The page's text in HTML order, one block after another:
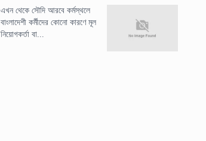
এখন থেকে সৌদি আরবে কর্মস্থলে
বাংলাদেশী কর্মীদের কোনো কারণে মূল
নিয়োগকর্তা বা...